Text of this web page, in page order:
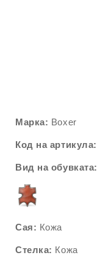
Марка: Boxer
Код на артикула:
Вид на обувката:
Сая: Кожа
Стелка: Кожа